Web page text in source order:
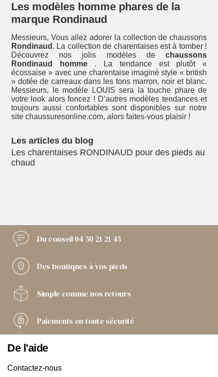
Les modèles homme phares de la
marque Rondinaud
Messieurs, Vous allez adorer la collection de chaussons
Rondinaud . La collection de charentaises est à tomber !
Découvrez nos jolis modèles de chaussons
Rondinaud homme . La tendance est plutôt «
écossaise » avec une charentaise imaginé style « british
» dotée de carreaux dans les tons marron, noir et blanc.
Messieurs, le modèle LOUIS sera la touche phare de
votre look alors foncez ! D’autres modèles tendances et
toujours aussi confortables sont disponibles sur notre
site chaussuresonline.com, alors faites-vous plaisir !
Les charentaises RONDINAUD pour des pieds au
chaud
Du conseil04 50 21 21 45
Des boutiques à vos pieds
Simple comme nos retours
Paiements en toute sécurité
De l'aide
Contactez-nous